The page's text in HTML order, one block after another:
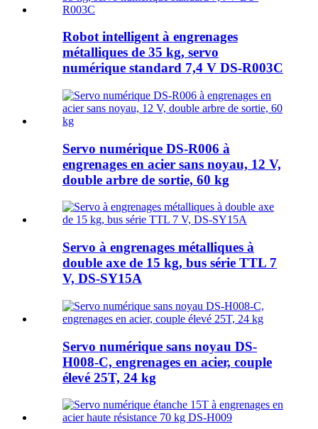
Robot intelligent à engrenages
métalliques de 35 kg, servo
numérique standard 7,4 V DS-R003C
Servo numérique DS-R006 à
engrenages en acier sans noyau, 12 V,
double arbre de sortie, 60 kg
Servo à engrenages métalliques à
double axe de 15 kg, bus série TTL 7
V, DS-SY15A
Servo numérique sans noyau DS-
H008-C, engrenages en acier, couple
élevé 25T, 24 kg